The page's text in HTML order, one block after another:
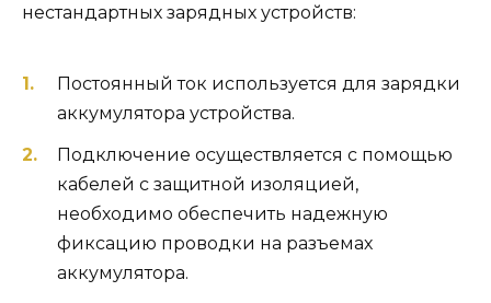
нестандартных зарядных устройств:
Постоянный ток используется для зарядки
аккумулятора устройства.
Подключение осуществляется с помощью
кабелей с защитной изоляцией,
необходимо обеспечить надежную
фиксацию проводки на разъемах
аккумулятора.